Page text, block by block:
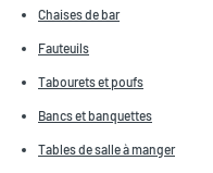
Chaises de bar
Fauteuils
Tabourets et poufs
Bancs et banquettes
Tables de salle à manger